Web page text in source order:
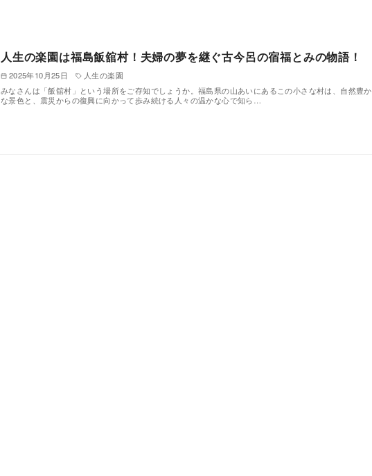
人生の楽園は福島飯舘村！夫婦の夢を継ぐ古今呂の宿福とみの物語！
2025年10月25日
人生の楽園
みなさんは「飯舘村」という場所をご存知でしょうか。福島県の山あいにあるこの小さな村は、自然豊か
な景色と、震災からの復興に向かって歩み続ける人々の温かな心で知ら…